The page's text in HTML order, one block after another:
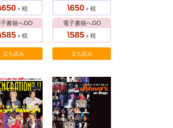
＋税
書籍へGO
＋税
立ち読み
\650 ＋税
電子書籍へGO
\585 ＋税
立ち読み